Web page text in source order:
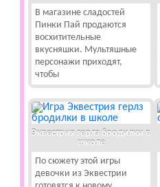
В магазине сладостей
Пинки Пай продаются
восхитительные
вкусняшки. Мультяшные
персонажи приходят,
чтобы
Эквестрия герлз бродилки в
школе
По сюжету этой игры
девочки из Эквестрии